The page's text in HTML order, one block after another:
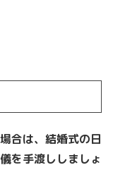
合は、結婚式の日
を手渡ししましょ